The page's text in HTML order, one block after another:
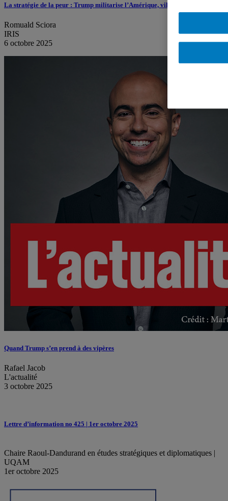
La stratégie de la peur : Trump militarise l’Amérique, ville après ville
Romuald Sciora
IRIS
6 octobre 2025
Quand Trump s’en prend à des vipères
Rafael Jacob
L'actualité
3 octobre 2025
Lettre d’information no 425 | 1er octobre 2025
Chaire Raoul-Dandurand en études stratégiques et diplomatiques |
UQAM
1er octobre 2025